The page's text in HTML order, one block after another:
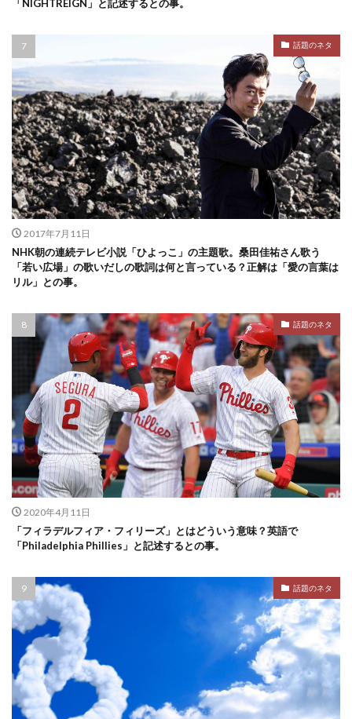
「NIGHTREIGN」と記述するとの事。
話題のネタ
2017年7月11日
NHK朝の連続テレビ小説「ひよっこ」の主題歌。桑田佳祐さん歌う
「若い広場」の歌いだしの歌詞は何と言っている？正解は「愛の言葉は
リル」との事。
話題のネタ
2020年4月11日
「フィラデルフィア・フィリーズ」とはどういう意味？英語で
「Philadelphia Phillies」と記述するとの事。
話題のネタ